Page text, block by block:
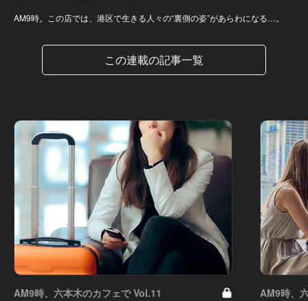
AM9時。この店では、港区で生きる人々の“裏側の姿”があらわになる…。
この連載の記事一覧
AM9時、六本木のカフェで Vol.11 AM9時、